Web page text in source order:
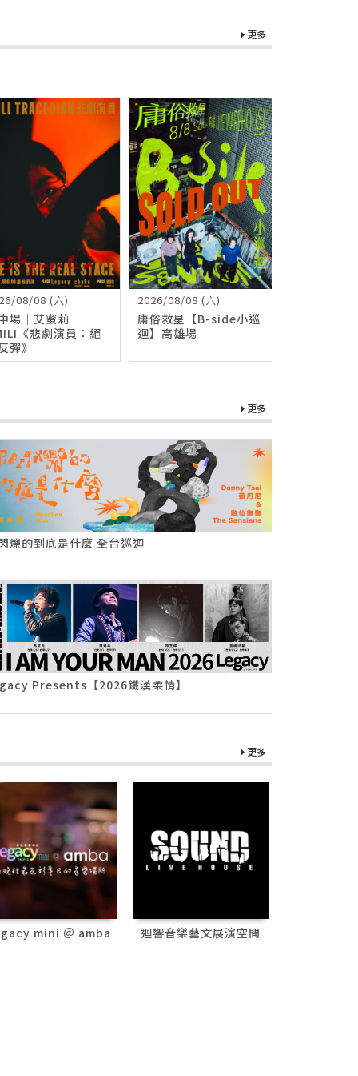
更多
08/08 (六)
場｜艾蜜莉
《悲劇演員：絕
彈》
2026/08/08 (六)
庸俗救星【B-side小巡
迴】高雄場
更多
爍的到底是什麼 全台巡迴
Presents【2026鐵漢柔情】
更多
mini ＠ amba 迴響音樂藝文展演空間